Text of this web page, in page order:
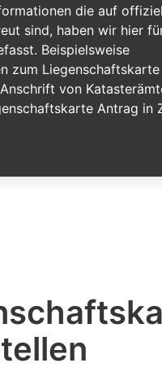
die auf
sind, haben wir hier
Beispielsweise
zum Liegenschaftskarte
von
Antrag in